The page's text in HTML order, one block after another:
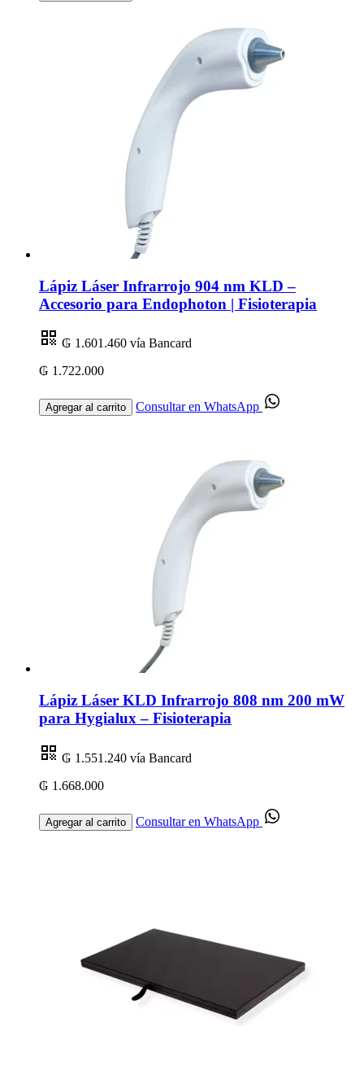
Lápiz Láser Infrarrojo 904 nm KLD –
Accesorio para Endophoton | Fisioterapia
₲ 1.601.460 vía Bancard
₲ 1.722.000
Agregar al carrito Consultar en WhatsApp
Lápiz Láser KLD Infrarrojo 808 nm 200 mW
para Hygialux – Fisioterapia
₲ 1.551.240 vía Bancard
₲ 1.668.000
Agregar al carrito Consultar en WhatsApp